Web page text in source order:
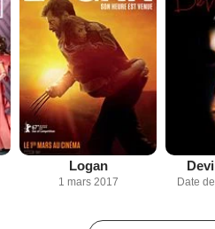
Logan
1 mars 2017 Date